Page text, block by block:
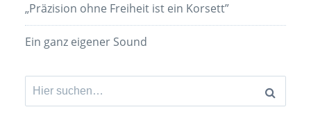
„Präzision ohne Freiheit ist ein Korsett”
Ein ganz eigener Sound
Suchen
nach: